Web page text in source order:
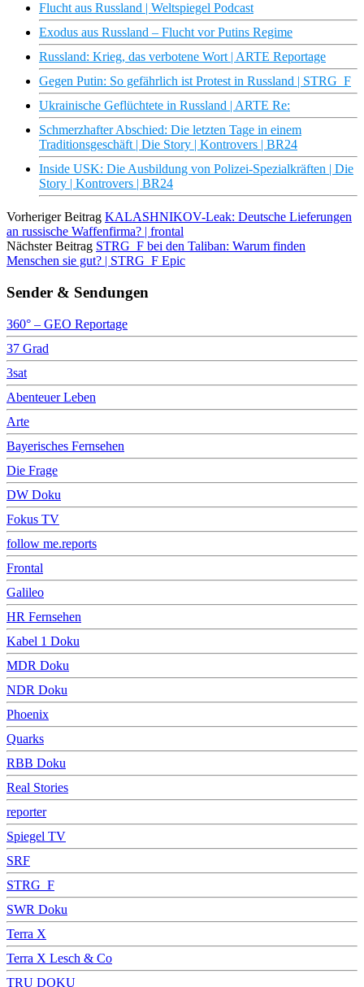
Flucht aus Russland | Weltspiegel Podcast
Exodus aus Russland – Flucht vor Putins Regime
Russland: Krieg, das verbotene Wort | ARTE Reportage
Gegen Putin: So gefährlich ist Protest in Russland | STRG_F
Ukrainische Geflüchtete in Russland | ARTE Re:
Schmerzhafter Abschied: Die letzten Tage in einem
Traditionsgeschäft | Die Story | Kontrovers | BR24
Inside USK: Die Ausbildung von Polizei-Spezialkräften | Die
Story | Kontrovers | BR24
Vorheriger Beitrag KALASHNIKOV-Leak: Deutsche Lieferungen
an russische Waffenfirma? | frontal
Nächster Beitrag STRG_F bei den Taliban: Warum finden
Menschen sie gut? | STRG_F Epic
Sender & Sendungen
360° – GEO Reportage
37 Grad
3sat
Abenteuer Leben
Arte
Bayerisches Fernsehen
Die Frage
DW Doku
Fokus TV
follow me.reports
Frontal
Galileo
HR Fernsehen
Kabel 1 Doku
MDR Doku
NDR Doku
Phoenix
Quarks
RBB Doku
Real Stories
reporter
Spiegel TV
SRF
STRG_F
SWR Doku
Terra X
Terra X Lesch & Co
TRU DOKU